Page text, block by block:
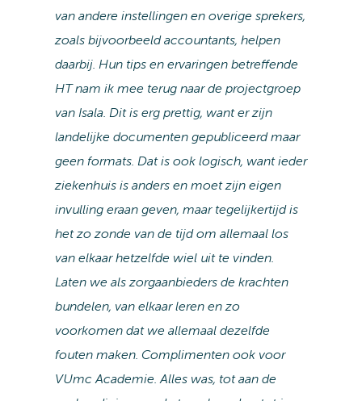
van andere instellingen en overige sprekers,
zoals bijvoorbeeld accountants, helpen
daarbij. Hun tips en ervaringen betreffende
HT nam ik mee terug naar de projectgroep
van Isala. Dit is erg prettig, want er zijn
landelijke documenten gepubliceerd maar
geen formats. Dat is ook logisch, want ieder
ziekenhuis is anders en moet zijn eigen
invulling eraan geven, maar tegelijkertijd is
het zo zonde van de tijd om allemaal los
van elkaar hetzelfde wiel uit te vinden.
Laten we als zorgaanbieders de krachten
bundelen, van elkaar leren en zo
voorkomen dat we allemaal dezelfde
fouten maken. Complimenten ook voor
VUmc Academie. Alles was, tot aan de